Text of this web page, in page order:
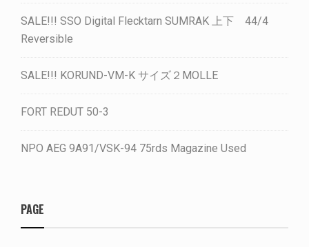
SALE!!! SSO Digital Flecktarn SUMRAK 上下 44/4
Reversible
SALE!!! KORUND-VM-K サイズ２MOLLE
FORT REDUT 50-3
NPO AEG 9A91/VSK-94 75rds Magazine Used
PAGE